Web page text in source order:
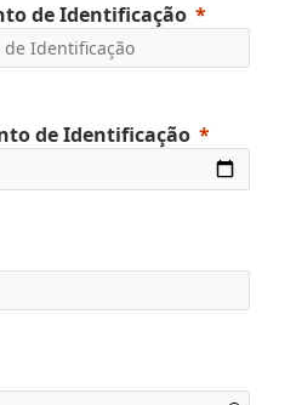
de Identificação
de Identificação